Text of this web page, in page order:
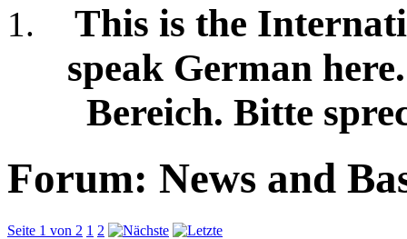
This is the
speak German
Bereich. Bitte
Forum: News and
Seite 1 von 2 1 2